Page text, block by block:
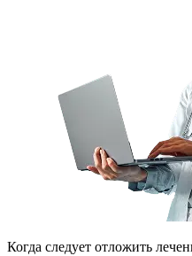
Когда следует отложить